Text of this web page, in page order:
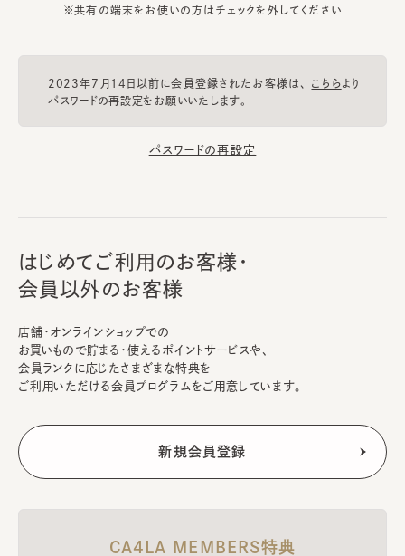
※共有の端末をお使いの方はチェックを外してください
2023年7月14日以前に会員登録されたお客様は、 こちらより
パスワードの再設定をお願いいたします。
パスワードの再設定
はじめてご利用のお客様・
会員以外のお客様
店舗・オンラインショップでの
お買いもので貯まる・使えるポイントサービスや、
会員ランクに応じたさまざまな特典を
ご利用いただける会員プログラムをご用意しています。
CA4LA MEMBERS特典